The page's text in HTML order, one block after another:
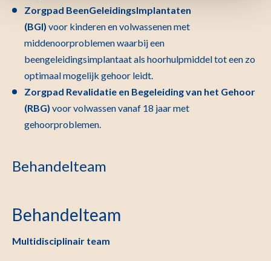
Zorgpad BeenGeleidingsImplantaten
(BGI) voor kinderen en volwassenen met
middenoorproblemen waarbij een
beengeleidingsimplantaat als hoorhulpmiddel tot een zo
optimaal mogelijk gehoor leidt.
Zorgpad Revalidatie en Begeleiding van het Gehoor
(RBG) voor volwassen vanaf 18 jaar met
gehoorproblemen.
Behandelteam
Behandelteam
Multidisciplinair team